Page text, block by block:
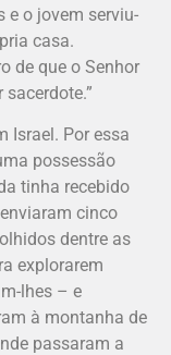
e o jovem serviu-
casa.
de que o Senhor
Israel. Por essa
possessão
tinha recebido
cinco
dentre as
explorarem
lhes – e
à montanha de
passaram a